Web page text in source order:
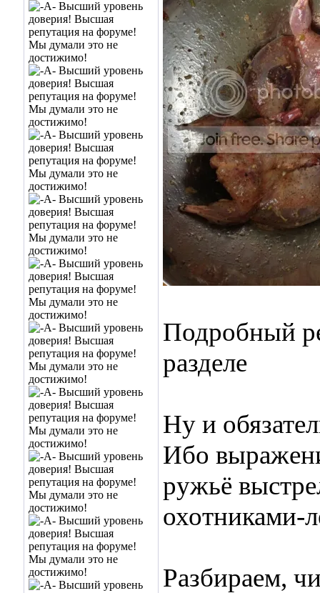
Подробный
разделе
Ну и
Ибо
ружьё
охотниками-
Разбираем,